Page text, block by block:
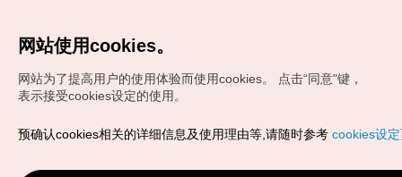
Copyrights (c) 韩国旅游发展局版权所有
VISITKOREA官方邮箱
网站使用cookies。
网站为了提高用户的使用体验而使用cookies。
点击“同意"键，
表示接受cookies设定的使用。
预确认cookies相关的详细信息及使用理由等,请随时参考 cookies设